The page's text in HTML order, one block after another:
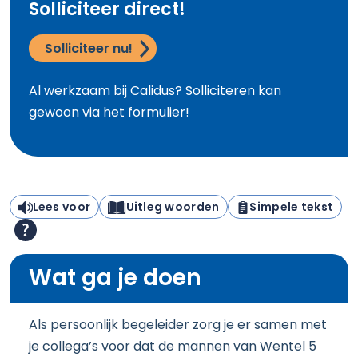
Solliciteer direct!
Solliciteer nu!
Al werkzaam bij Calidus? Solliciteren kan
gewoon via het formulier!
Lees voor Uitleg woorden Simpele tekst
Wat ga je doen
Als persoonlijk begeleider zorg je er samen met
je collega’s voor dat de mannen van Wentel 5